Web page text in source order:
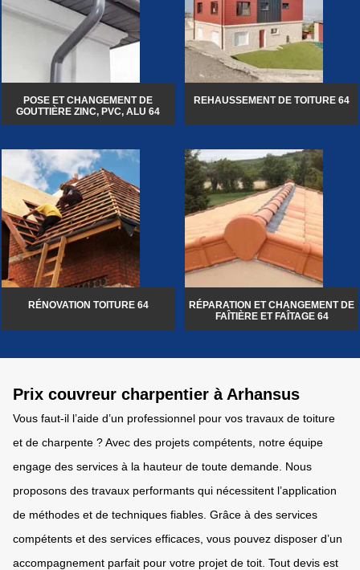
POSE ET CHANGEMENT DE
GOUTTIÈRE ZINC, PVC, ALU 64
REHAUSSEMENT DE TOITURE 64
RÉNOVATION TOITURE 64
RÉPARATION ET CHANGEMENT DE
FAÎTIÈRE ET FAÎTAGE 64
Prix couvreur charpentier à Arhansus
Vous faut-il l’aide d’un professionnel pour vos travaux de toiture
et de charpente ? Avec des projets compétents, notre équipe
engage des services à la hauteur de toute demande. Nous
proposons des travaux performants qui nécessitent l’application
de méthodes et de techniques fiables. Grâce à des services
compétents et des services efficaces, vous pouvez disposer d’un
accompagnement parfait pour votre projet de toit. Tout devis est